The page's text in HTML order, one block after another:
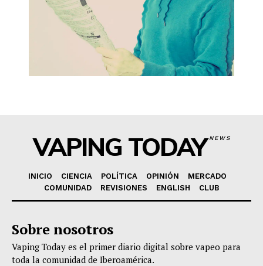
VAPING TODAYNEWS
INICIO CIENCIA POLÍTICA OPINIÓN
MERCADO
COMUNIDAD
REVISIONES ENGLISH CLUB
Sobre nosotros
Vaping Today es el primer diario digital sobre vapeo para
toda la comunidad de Iberoamérica.